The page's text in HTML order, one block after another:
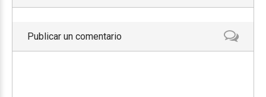
Publicar un comentario